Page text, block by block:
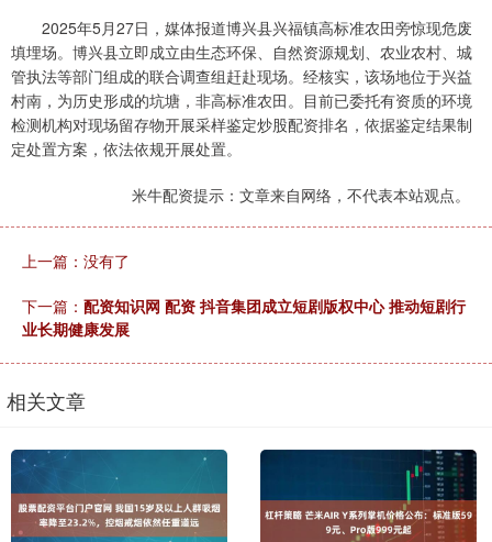
2025年5月27日，媒体报道博兴县兴福镇高标准农田旁惊现危废
填埋场。博兴县立即成立由生态环保、自然资源规划、农业农村、城
管执法等部门组成的联合调查组赶赴现场。经核实，该场地位于兴益
村南，为历史形成的坑塘，非高标准农田。目前已委托有资质的环境
检测机构对现场留存物开展采样鉴定炒股配资排名，依据鉴定结果制
定处置方案，依法依规开展处置。
米牛配资提示：文章来自网络，不代表本站观点。
上一篇：没有了
下一篇： 配资知识网 配资 抖音集团成立短剧版权中心 推动短剧行
业长期健康发展
相关文章